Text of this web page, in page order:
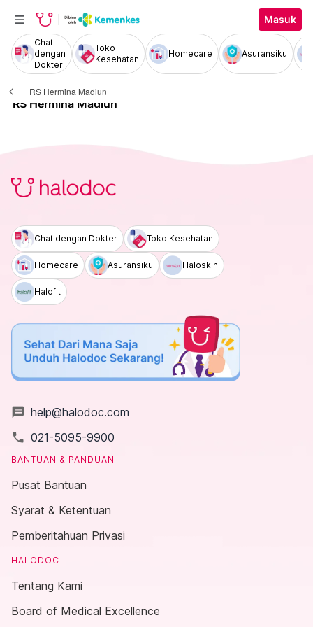
Masuk
Chat
dengan
Dokter
Toko
Kesehatan
Homecare Asuransiku
RS Hermina Madiun
RS Hermina Madiun
Chat dengan Dokter Toko Kesehatan
Homecare Asuransiku Haloskin
Halofit
message help@halodoc.com
local_phone 021-5095-9900
BANTUAN & PANDUAN
Pusat Bantuan
Syarat & Ketentuan
Pemberitahuan Privasi
HALODOC
Tentang Kami
Board of Medical Excellence